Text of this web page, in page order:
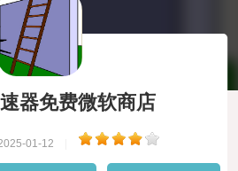
器免费微软商店
01-12